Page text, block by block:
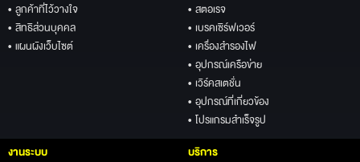
• ลูกค้าที่ไว้วางใจ
• สิทธิส่วนบุคคล
• แผนผังเว็บไซต์
• สตอเรจ
• เบรคเซิร์ฟเวอร์
• เครื่องสำรองไฟ
• อุปกรณ์เครือข่าย
• เวิร์คสเตชั่น
• อุปกรณ์ที่เกี่ยวข้อง
• โปรแกรมสำเร็จรูป
งานระบบ บริการ